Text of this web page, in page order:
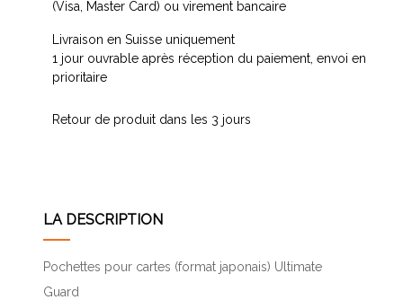
(Visa, Master Card) ou virement bancaire
Livraison en Suisse uniquement
1 jour ouvrable après réception du paiement, envoi en
prioritaire
Retour de produit dans les 3 jours
LA DESCRIPTION
Pochettes pour cartes (format japonais) Ultimate
Guard